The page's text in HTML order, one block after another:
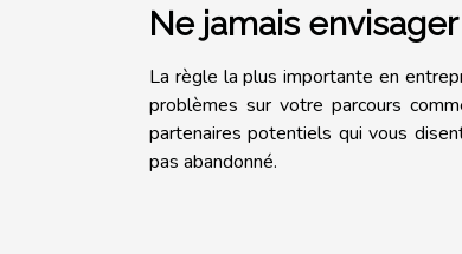
Ne jamais
La règle la plus importante en
problèmes sur votre parcours
partenaires potentiels qui vous
pas abandonné.